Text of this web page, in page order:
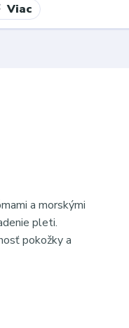
Viac
a morskými
pleti.
pokožky a